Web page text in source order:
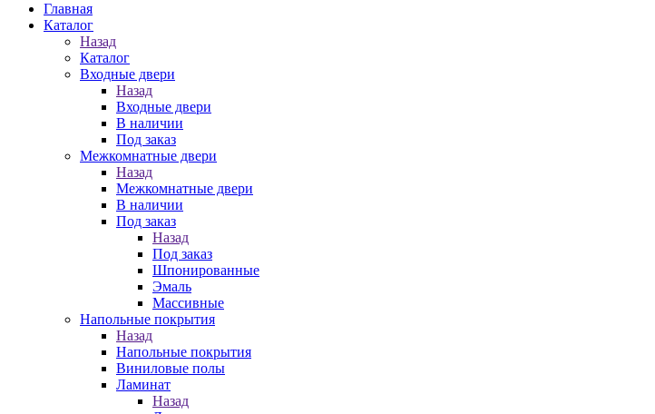
Главная
Каталог
Назад
Каталог
Входные двери
Назад
Входные двери
В наличии
Под заказ
Межкомнатные двери
Назад
Межкомнатные двери
В наличии
Под заказ
Назад
Под заказ
Шпонированные
Эмаль
Массивные
Напольные покрытия
Назад
Напольные покрытия
Виниловые полы
Ламинат
Назад